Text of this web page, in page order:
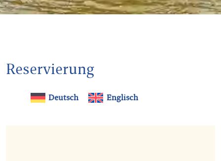
Reservierung
Deutsch Englisch